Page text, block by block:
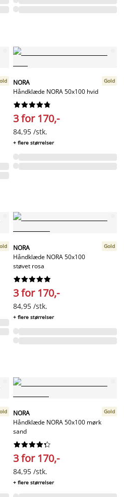
NORA
Håndklæde NORA 50x100 hvid
Gold






3 for 170,-
84,95 /stk.
+ flere størrelser
NORA
Håndklæde NORA 50x100
støvet rosa
Gold






3 for 170,-
84,95 /stk.
+ flere størrelser
NORA
Håndklæde NORA 50x100 mørk
sand
Gold






3 for 170,-
84,95 /stk.
+ flere størrelser